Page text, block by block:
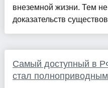
внеземной жизни. Тем
доказательств
Самый доступный в
стал